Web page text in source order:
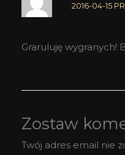
2016-04-15
Graruluję wygranych!
Zostaw
Twój adres email nie